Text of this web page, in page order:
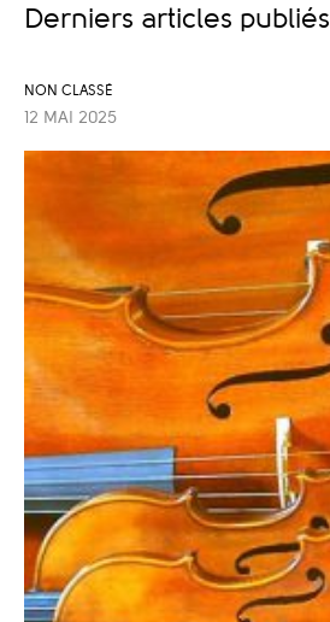
Derniers articles publiés
NON CLASSÉ
12 MAI 2025